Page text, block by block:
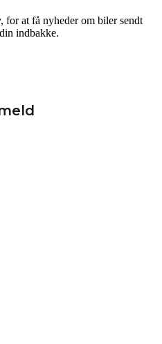
for at få nyheder om biler sendt
indbakke.